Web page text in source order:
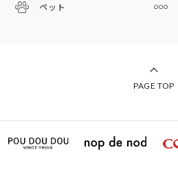
ペット
PAGE TOP